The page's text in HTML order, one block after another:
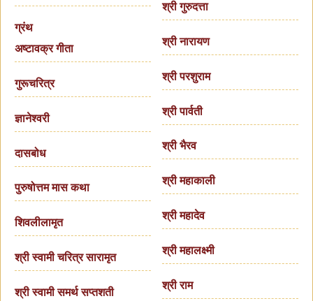
ग्रंथ
अष्टावक्र गीता
गुरूचरित्र
ज्ञानेश्वरी
दासबोध
पुरुषोत्तम मास कथा
शिवलीलामृत
श्री स्वामी चरित्र सारामृत
श्री स्वामी समर्थ सप्तशती
श्री गुरुदत्ता
श्री नारायण
श्री परशुराम
श्री पार्वती
श्री भैरव
श्री महाकाली
श्री महादेव
श्री महालक्ष्मी
श्री राम